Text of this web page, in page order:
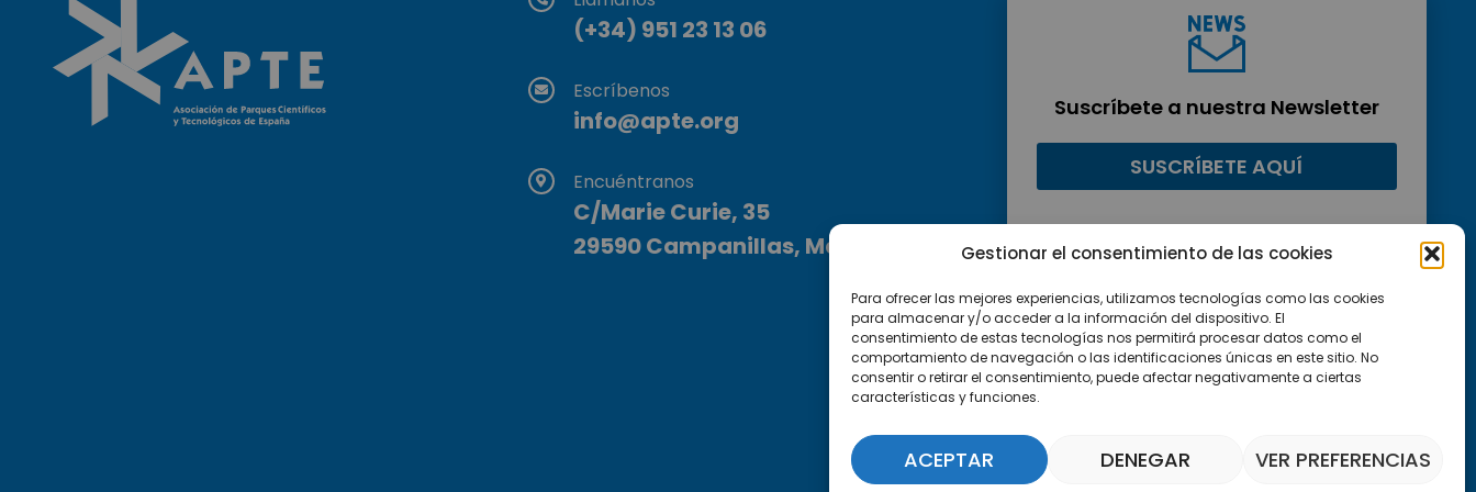
Gestionar el consentimiento de las cookies
Para ofrecer las mejores experiencias, utilizamos tecnologías como las cookies
para almacenar y/o acceder a la información del dispositivo. El
consentimiento de estas tecnologías nos permitirá procesar datos como el
comportamiento de navegación o las identificaciones únicas en este sitio. No
consentir o retirar el consentimiento, puede afectar negativamente a ciertas
características y funciones.
ACEPTAR DENEGAR VER PREFERENCIAS
(+34) 951 23 13 06
Escríbenos
info@apte.org
Encuéntranos
C/Marie Curie, 35
29590 Campanillas, Málaga
Suscríbete a nuestra Newsletter
SUSCRÍBETE AQUÍ